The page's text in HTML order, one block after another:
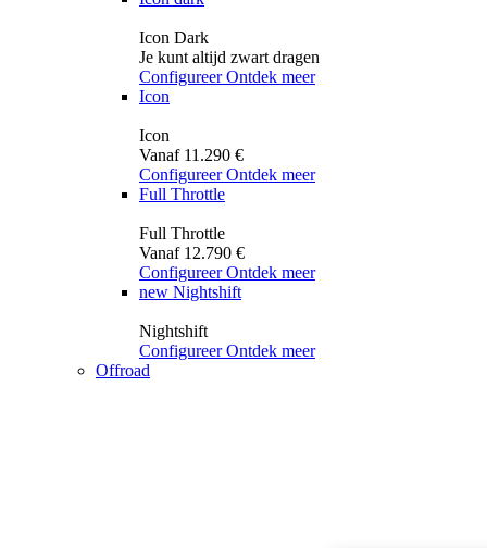
Icon Dark
Je kunt altijd zwart dragen
Configureer Ontdek meer
Icon
Icon
Vanaf 11.290 €
Configureer Ontdek meer
Full Throttle
Full Throttle
Vanaf 12.790 €
Configureer Ontdek meer
new Nightshift
Nightshift
Configureer Ontdek meer
Offroad